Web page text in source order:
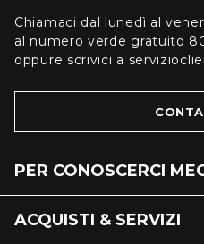
Chiamaci dal lunedì al
al numero verde gratuito
oppure scrivici a
PER CONOSCERCI
ACQUISTI & SERVIZI